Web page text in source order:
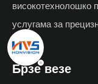
високотехнолошко
услугама за
Брзе везе